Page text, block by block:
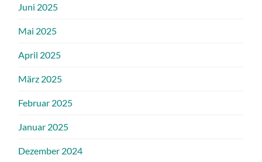
Juni 2025
Mai 2025
April 2025
März 2025
Februar 2025
Januar 2025
Dezember 2024